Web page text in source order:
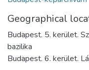
Geographical
Budapest. 5. kerület.
bazilika
Budapest. 6. kerület.